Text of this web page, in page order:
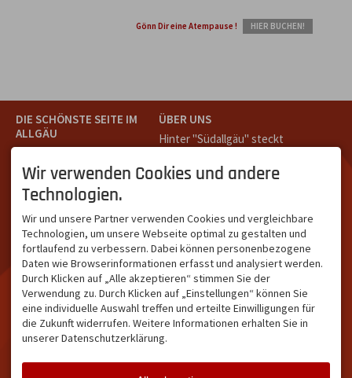
Gönn Dir eine Atempause ! HIER BUCHEN!
DIE SCHÖNSTE SEITE IM
ALLGÄU
Teil des Oberallgäus. Es
verbindet die Tourismus-
Destinationen Oberstdorf,
Kleinwalsertal und beliebte
Urlaubsziele wie die
Hörnerdörfer, Alpsee-
Grünten, Oberstaufen oder
Wertach im Allgäu.
ÜBER UNS
Hinter "Südallgäu" steckt
Oberstdorf.
Unser Ziel ist ein attraktives
Leistungsträger im
südlichen Oberallgäu eine
starke Plattform bietet.
NETZWERK & REICHWEITE
ca. 36.700 Abos bei
Instagram
Wir verwenden Cookies und andere
Technologien.
Wir und unsere Partner verwenden Cookies und vergleichbare
Technologien, um unsere Webseite optimal zu gestalten und
fortlaufend zu verbessern. Dabei können personenbezogene
Daten wie Browserinformationen erfasst und analysiert werden.
Durch Klicken auf „Alle akzeptieren“ stimmen Sie der
Verwendung zu. Durch Klicken auf „Einstellungen“ können Sie
eine individuelle Auswahl treffen und erteilte Einwilligungen für
die Zukunft widerrufen. Weitere Informationen erhalten Sie in
unserer Datenschutzerklärung.